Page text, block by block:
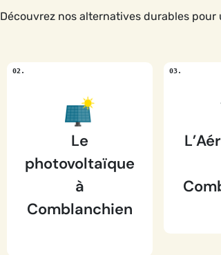
Découvrez nos alternatives durables
Le
photovoltaïque
à
Comblanchien